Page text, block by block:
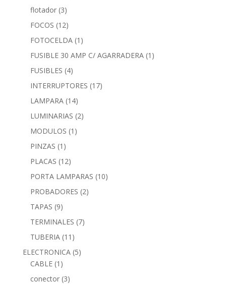
flotador (3)
FOCOS (12)
FOTOCELDA (1)
FUSIBLE 30 AMP C/ AGARRADERA (1)
FUSIBLES (4)
INTERRUPTORES (17)
LAMPARA (14)
LUMINARIAS (2)
MODULOS (1)
PINZAS (1)
PLACAS (12)
PORTA LAMPARAS (10)
PROBADORES (2)
TAPAS (9)
TERMINALES (7)
TUBERIA (11)
ELECTRONICA (5)
CABLE (1)
conector (3)